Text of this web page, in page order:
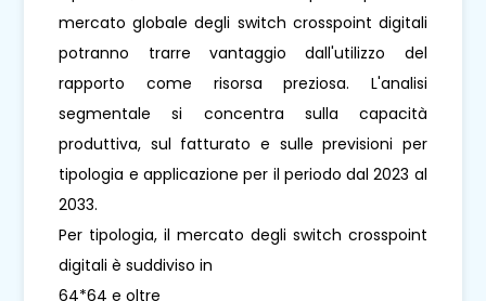
mercato globale degli switch crosspoint digitali
potranno trarre vantaggio dall'utilizzo del
rapporto come risorsa preziosa. L'analisi
segmentale si concentra sulla capacità
produttiva, sul fatturato e sulle previsioni per
tipologia e applicazione per il periodo dal 2023 al
2033.
Per tipologia, il mercato degli switch crosspoint
digitali è suddiviso in
64*64 e oltre